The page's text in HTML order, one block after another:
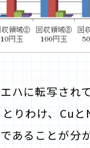
ハに転写され
りわけ、Cuと
あることが分か